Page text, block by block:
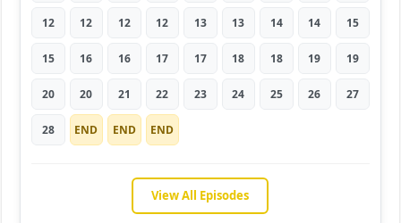
12 12 12 12 13 13 14 14 15
15 16 16 17 17 18 18 19 19
20 20 21 22 23 24 25 26 27
28 END END END
View All Episodes